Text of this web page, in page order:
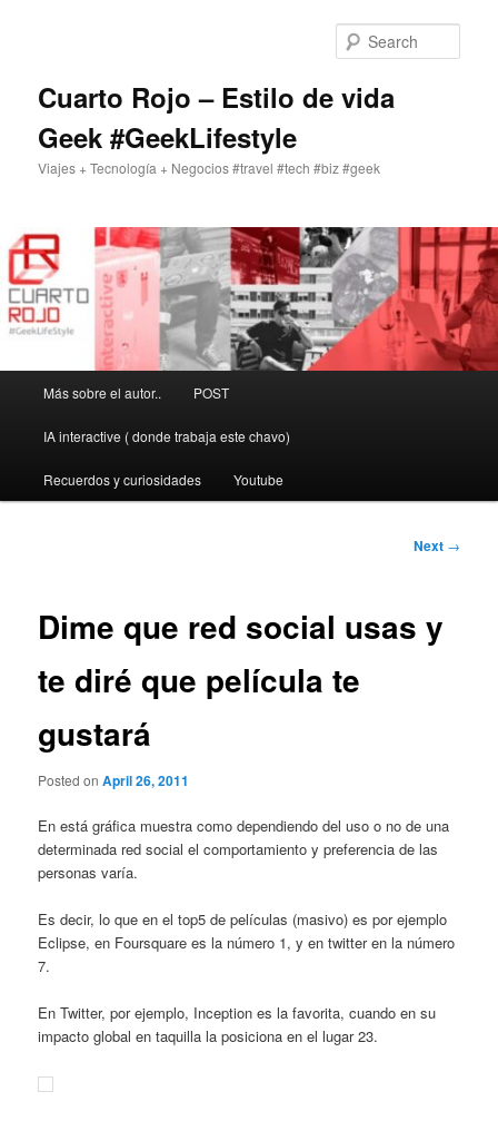
Cuarto Rojo – Estilo de vida
Geek #GeekLifestyle
Viajes + Tecnología + Negocios #travel #tech #biz #geek
Más sobre el autor.. POST
IA interactive ( donde trabaja este chavo)
Recuerdos y curiosidades Youtube
Post
Next →
Dime que red social usas y
te diré que película te
gustará
Posted onApril 26, 2011
En está gráfica muestra como dependiendo del uso o no de una
determinada red social el comportamiento y preferencia de las
personas varía.
Es decir, lo que en el top5 de películas (masivo) es por ejemplo
Eclipse, en Foursquare es la número 1, y en twitter en la número
7.
En Twitter, por ejemplo, Inception es la favorita, cuando en su
impacto global en taquilla la posiciona en el lugar 23.